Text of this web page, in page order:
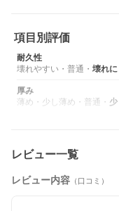
■質量(g)：約54
■保証期間：10年
※ ケースを取り付ける
※ 保護フィルムの形状
てしまう場合がありま
項目別評価
耐久性
壊れやすい ・ 普通 ・ 壊れ
厚み
薄め ・ 少し薄め ・ 普通 ・
レビュー一覧
レビュー内容 （口コミ）